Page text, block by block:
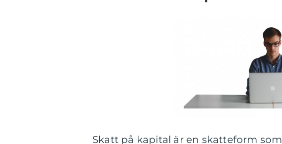
Skatt på kapital är en skatteform